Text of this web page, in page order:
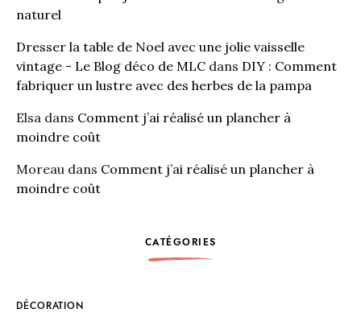
naturel
Dresser la table de Noel avec une jolie vaisselle
vintage - Le Blog déco de MLC dans DIY : Comment
fabriquer un lustre avec des herbes de la pampa
Elsa dans Comment j’ai réalisé un plancher à
moindre coût
Moreau dans Comment j’ai réalisé un plancher à
moindre coût
CATÉGORIES
DÉCORATION